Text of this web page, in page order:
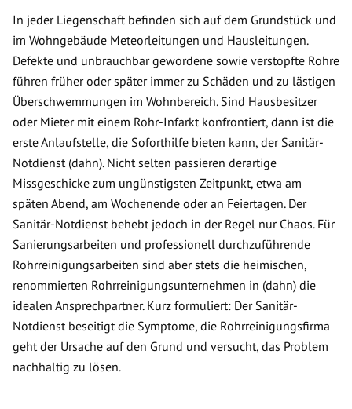
In jeder Liegenschaft befinden sich auf dem Grundstück und
im Wohngebäude Meteorleitungen und Hausleitungen.
Defekte und unbrauchbar gewordene sowie verstopfte Rohre
führen früher oder später immer zu Schäden und zu lästigen
Überschwemmungen im Wohnbereich. Sind Hausbesitzer
oder Mieter mit einem Rohr-Infarkt konfrontiert, dann ist die
erste Anlaufstelle, die Soforthilfe bieten kann, der Sanitär-
Notdienst (dahn). Nicht selten passieren derartige
Missgeschicke zum ungünstigsten Zeitpunkt, etwa am
späten Abend, am Wochenende oder an Feiertagen. Der
Sanitär-Notdienst behebt jedoch in der Regel nur Chaos. Für
Sanierungsarbeiten und professionell durchzuführende
Rohrreinigungsarbeiten sind aber stets die heimischen,
renommierten Rohrreinigungsunternehmen in (dahn) die
idealen Ansprechpartner. Kurz formuliert: Der Sanitär-
Notdienst beseitigt die Symptome, die Rohrreinigungsfirma
geht der Ursache auf den Grund und versucht, das Problem
nachhaltig zu lösen.